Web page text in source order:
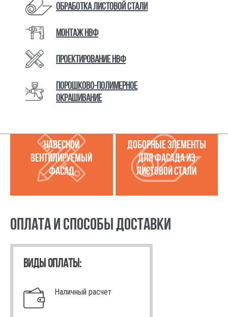
Обработка листовой стали
Монтаж НВФ
Проектирование НВФ
Порошково-полимерное
окрашивание
КАТАЛОГ ТОВАРОВ И УСЛУГ
УСЛУГИ ПО РАБОТЕ С
ЛИСТОВОЙ СТАЛЬЮ
(МЕТАЛЛИЧЕСКИЙ
НАВЕСНОЙ
ВЕНТИЛИРУЕМЫЙ
ФАСАД
ДОБОРНЫЕ ЭЛЕМЕНТЫ
ДЛЯ ФАСАДА ИЗ
ЛИСТОВОЙ СТАЛИ
ОПЛАТА И СПОСОБЫ ДОСТАВКИ
ВИДЫ ОПЛАТЫ:
Наличный расчет